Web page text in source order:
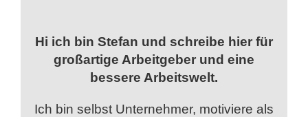
Hi ich bin Stefan und schreibe hier für
großartige Arbeitgeber und eine
bessere Arbeitswelt.
Ich bin selbst Unternehmer, motiviere als